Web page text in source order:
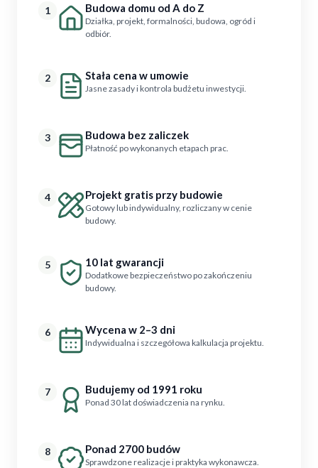
1 Budowa domu od A do Z
Działka, projekt, formalności, budowa, ogród i
odbiór.
2 Stała cena w umowie
Jasne zasady i kontrola budżetu inwestycji.
3 Budowa bez zaliczek
Płatność po wykonanych etapach prac.
4 Projekt gratis przy budowie
Gotowy lub indywidualny, rozliczany w cenie
budowy.
5 10 lat gwarancji
Dodatkowe bezpieczeństwo po zakończeniu
budowy.
6 Wycena w 2–3 dni
Indywidualna i szczegółowa kalkulacja projektu.
7 Budujemy od 1991 roku
Ponad 30 lat doświadczenia na rynku.
8 Ponad 2700 budów
Sprawdzone realizacje i praktyka wykonawcza.